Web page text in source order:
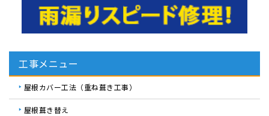
工事メニュー
屋根カバー工法（重ね葺き工事）
屋根葺き替え